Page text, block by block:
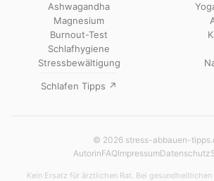
Ashwagandha
Magnesium
Burnout-Test
Schlafhygiene
Stressbewältigung
Schlafen Tipps ↗
© 2026 stress-abbauen-
AutorinFAQImpressumDatenschutz
Kein Ersatz für ärztlichen Rat. Bei